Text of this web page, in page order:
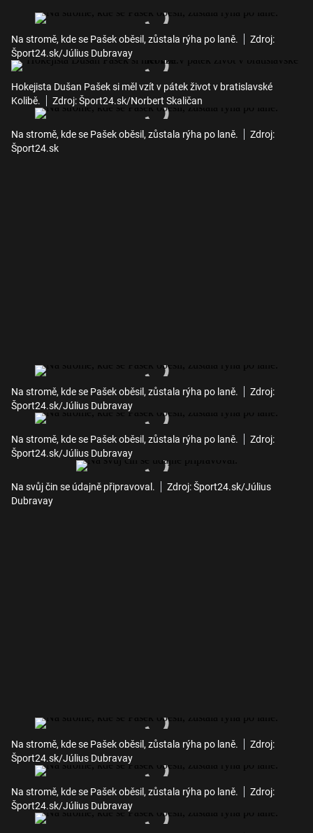
Na stromě, kde se Pašek oběsil, zůstala rýha po laně.
Zdroj:
Šport24.sk/Július Dubravay
Hokejista Dušan Pašek si měl vzít v pátek život v bratislavské
Kolibě.
Zdroj: Šport24.sk/Norbert Skaličan
Na stromě, kde se Pašek oběsil, zůstala rýha po laně.
Zdroj:
Šport24.sk
Na stromě, kde se Pašek oběsil, zůstala rýha po laně.
Zdroj:
Šport24.sk/Július Dubravay
Na stromě, kde se Pašek oběsil, zůstala rýha po laně.
Zdroj:
Šport24.sk/Július Dubravay
Na svůj čin se údajně připravoval.
Zdroj: Šport24.sk/Július
Dubravay
Na stromě, kde se Pašek oběsil, zůstala rýha po laně.
Zdroj:
Šport24.sk/Július Dubravay
Na stromě, kde se Pašek oběsil, zůstala rýha po laně.
Zdroj:
Šport24.sk/Július Dubravay